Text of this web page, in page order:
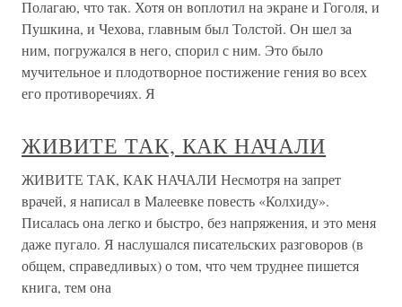
Полагаю, что так. Хотя он воплотил на экране и Гоголя, и
Пушкина, и Чехова, главным был Толстой. Он шел за
ним, погружался в него, спорил с ним. Это было
мучительное и плодотворное постижение гения во всех
его противоречиях. Я
ЖИВИТЕ ТАК, КАК НАЧАЛИ
ЖИВИТЕ ТАК, КАК НАЧАЛИ Несмотря на запрет
врачей, я написал в Малеевке повесть «Колхиду».
Писалась она легко и быстро, без напряжения, и это меня
даже пугало. Я наслушался писательских разговоров (в
общем, справедливых) о том, что чем труднее пишется
книга, тем она